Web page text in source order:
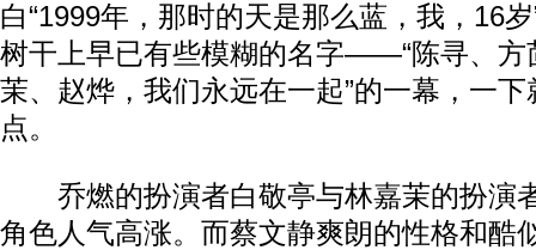
白“1999年，那时的天是那么蓝，我，16
树干上早已有些模糊的名字——“陈寻、方
茉、赵烨，我们永远在一起”的一幕，一
点。
乔燃的扮演者白敬亭与林嘉茉的扮演
角色人气高涨。而蔡文静爽朗的性格和酷